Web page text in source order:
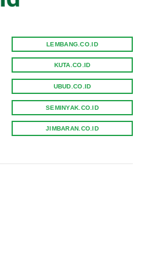
LEMBANG.CO.ID
KUTA.CO.ID
UBUD.CO.ID
SEMINYAK.CO.ID
JIMBARAN.CO.ID